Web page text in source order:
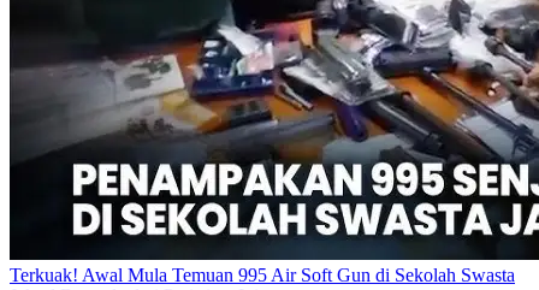
Terkuak! Awal Mula Temuan 995 Air Soft Gun di Sekolah Swasta